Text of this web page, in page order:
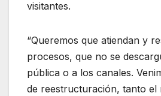
visitantes.
“Queremos que atiendan y
procesos, que no se
pública o a los canales.
de reestructuración, tanto el